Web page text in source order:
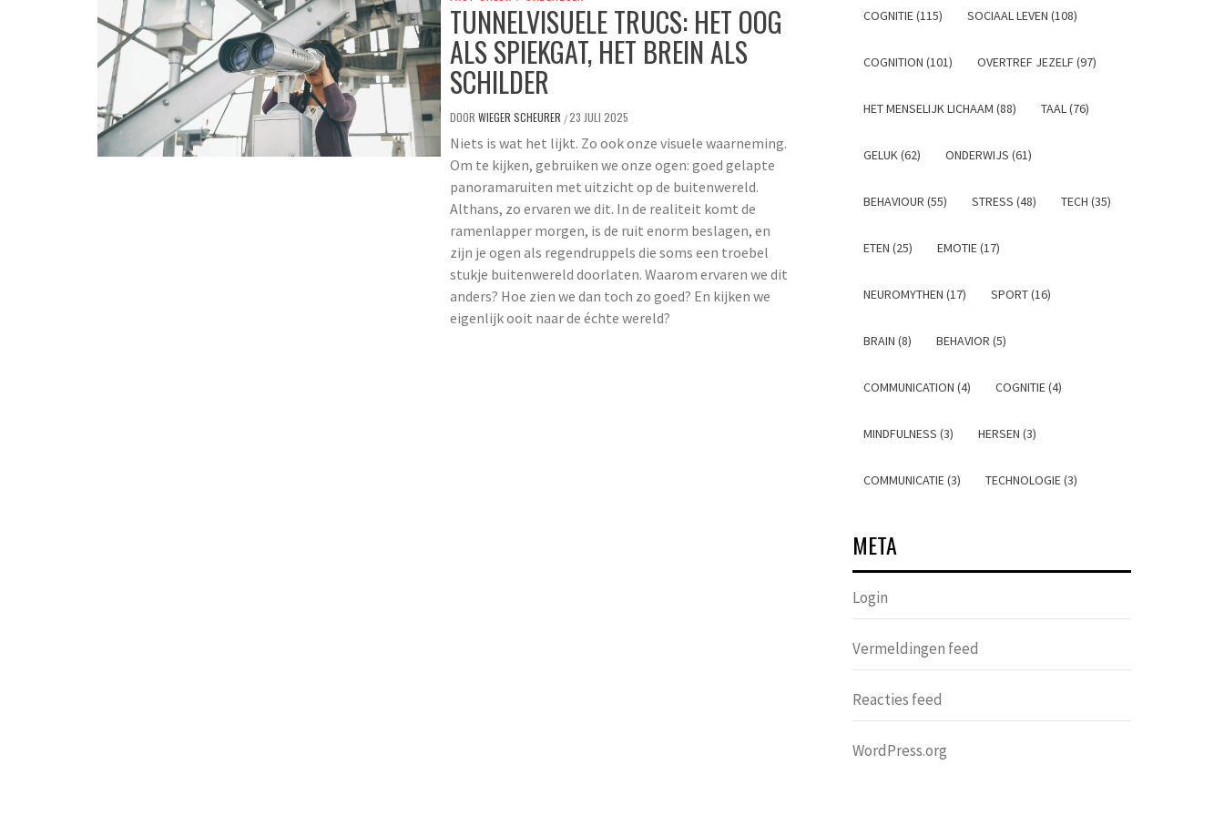
TUNNELVISUELE TRUCS: HET OOG
ALS SPIEKGAT, HET BREIN ALS
SCHILDER
DOOR WIEGER SCHEURER /23 JULI 2025
Niets is wat het lijkt. Zo ook onze visuele waarneming.
Om te kijken, gebruiken we onze ogen: goed gelapte
panoramaruiten met uitzicht op de buitenwereld.
Althans, zo ervaren we dit. In de realiteit komt de
ramenlapper morgen, is de ruit enorm beslagen, en
zijn je ogen als regendruppels die soms een troebel
stukje buitenwereld doorlaten. Waarom ervaren we dit
anders? Hoe zien we dan toch zo goed? En kijken we
eigenlijk ooit naar de échte wereld?
COGNITIE (115) SOCIAAL LEVEN (108)
COGNITION (101) OVERTREF JEZELF (97)
HET MENSELIJK LICHAAM (88) TAAL (76)
GELUK (62) ONDERWIJS (61)
BEHAVIOUR (55) STRESS (48) TECH (35)
ETEN (25) EMOTIE (17)
NEUROMYTHEN (17) SPORT (16)
BRAIN (8) BEHAVIOR (5)
COMMUNICATION (4) COGNITIE (4)
MINDFULNESS (3) HERSEN (3)
COMMUNICATIE (3) TECHNOLOGIE (3)
META
Login
Vermeldingen feed
Reacties feed
WordPress.org